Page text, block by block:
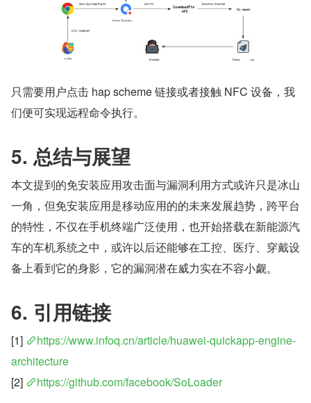
只需要用户点击 hap scheme 链接或者接触 NFC 设备，我
们便可实现远程命令执行。
5. 总结与展望
本文提到的免安装应用攻击面与漏洞利用方式或许只是冰山
一角，但免安装应用是移动应用的的未来发展趋势，跨平台
的特性，不仅在手机终端广泛使用，也开始搭载在新能源汽
车的车机系统之中，或许以后还能够在工控、医疗、穿戴设
备上看到它的身影，它的漏洞潜在威力实在不容小觑。
6. 引用链接
[1]
https://www.infoq.cn/article/huawei-quickapp-engine-
architecture
[2]
https://github.com/facebook/SoLoader